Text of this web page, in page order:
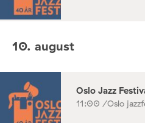
10. august
Oslo Jazz
11:00 /Oslo